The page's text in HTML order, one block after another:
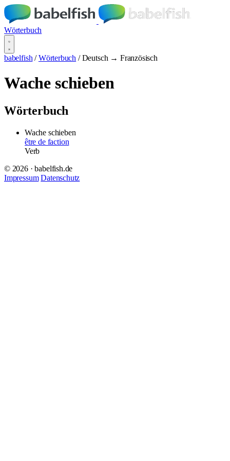
Wörterbuch
babelfish / Wörterbuch / Deutsch → Französisch
Wache schieben
Wörterbuch
Wache schieben
être de faction
Verb
© 2026 · babelfish.de
Impressum Datenschutz